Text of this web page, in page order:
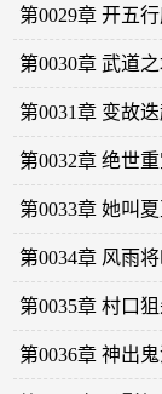
第0029章 开五
第0030章 武道
第0031章 变故
第0032章 绝世
第0033章 她叫
第0034章 风雨
第0035章 村口
第0036章 神出